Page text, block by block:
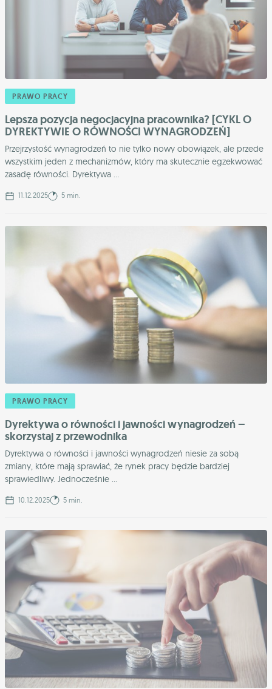
PRAWO PRACY
Lepsza pozycja negocjacyjna pracownika? [CYKL O
DYREKTYWIE O RÓWNOŚCI WYNAGRODZEŃ]
Przejrzystość wynagrodzeń to nie tylko nowy obowiązek, ale przede
wszystkim jeden z mechanizmów, który ma skutecznie egzekwować
zasadę równości. Dyrektywa ...
11.12.2025 5 min.
PRAWO PRACY
Dyrektywa o równości i jawności wynagrodzeń –
skorzystaj z przewodnika
Dyrektywa o równości i jawności wynagrodzeń niesie za sobą
zmiany, które mają sprawiać, że rynek pracy będzie bardziej
sprawiedliwy. Jednocześnie ...
10.12.2025 5 min.